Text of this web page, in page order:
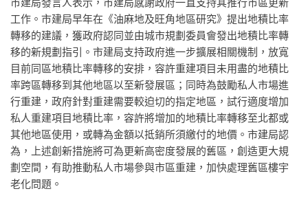
工作。市建局早年在《油麻地及旺角地區研究》提出地積比率
轉移的建議，獲政府認同並由城市規劃委員會發出地積比率轉
移的新規劃指引。市建局支持政府進一步擴展相關機制，放寬
目前同區地積比率轉移的安排，容許重建項目未用盡的地積比
率跨區轉移到其他地區以至新發展區；同時為鼓勵私人市場進
行重建，政府針對重建需要較迫切的指定地區，試行適度增加
私人重建項目地積比率，容許將增加的地積比率轉移至北都或
其他地區使用，或轉為金額以抵銷所須繳付的地價。市建局認
為，上述創新措施將可為更新高密度發展的舊區，創造更大規
劃空間，有助推動私人市場參與市區重建，加快處理舊區樓宇
老化問題。